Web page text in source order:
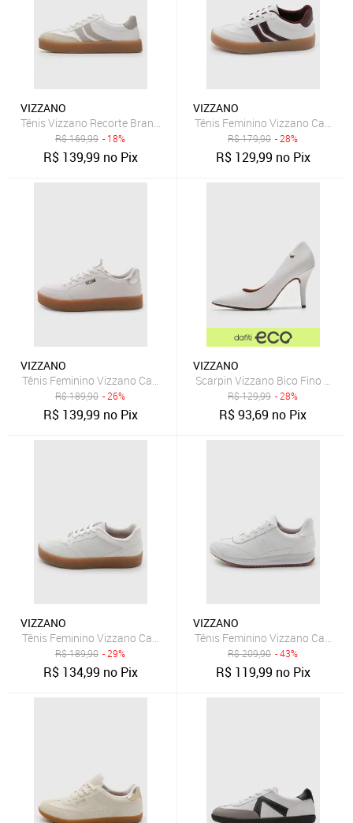
VIZZANO
Tênis Vizzano Recorte Branco
R$169,99 - 18%
R$ 139,99 no Pix
VIZZANO
Tênis Feminino Vizzano Casual
R$179,90 - 28%
R$ 129,99 no Pix
VIZZANO
Tênis Feminino Vizzano Cano Baixo Branco
R$189,90 - 26%
R$ 139,99 no Pix
VIZZANO
Scarpin Vizzano Bico Fino
R$129,99 - 28%
R$93,69 no Pix
VIZZANO
Tênis Feminino Vizzano Cadarço Branco
R$189,90 - 29%
R$ 134,99 no Pix
VIZZANO
Tênis Feminino Vizzano Casual
R$209,90 - 43%
R$ 119,99 no Pix